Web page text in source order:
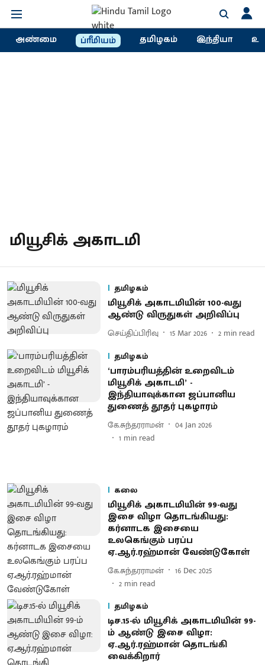
அண்மை ப்ரீமியம் தமிழகம் இந்தியா
மியூசிக் அகாடமி
தமிழகம்
மியூசிக் அகாடமியின் 100-வது
ஆண்டு விருதுகள் அறிவிப்பு
செய்திப்பிரிவு 15 Mar 2026 2 min read
தமிழகம்
‘பாரம்பரியத்தின் உறைவிடம்
மியூசிக் அகாடமி’ -
இந்தியாவுக்கான ஜப்பானிய
துணைத் தூதர் புகழாரம்
கே.சுந்தரராமன்
04 Jan 2026
1 min read
கலை
மியூசிக் அகாடமியின் 99-வது
இசை விழா தொடங்கியது:
கர்னாடக இசையை
உலகெங்கும் பரப்ப
ஏ.ஆர்.ரஹ்மான் வேண்டுகோள்
கே.சுந்தரராமன்
16 Dec 2025
2 min read
தமிழகம்
டிச.15-ல் மியூசிக் அகாடமியின் 99-
ம் ஆண்டு இசை விழா:
ஏ.ஆர்.ரஹ்மான் தொடங்கி
வைக்கிறார்